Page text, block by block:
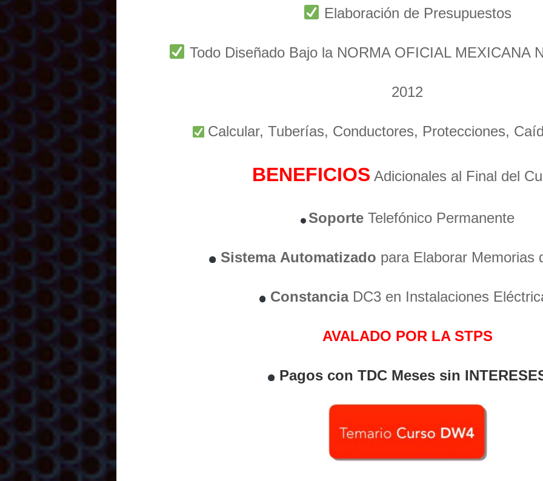
Elaboración de Presupuestos
Todo Diseñado Bajo la NORMA OFICIAL MEXICANA
2012
Calcular, Tuberías, Conductores, Protecciones,
BENEFICIOS Adicionales al Final del
Soporte Telefónico Permanente
Sistema Automatizado para Elaborar Memorias
ConstanciaDC3 en Instalaciones
AVALADO POR LA STPS
Pagos con TDC Meses sin